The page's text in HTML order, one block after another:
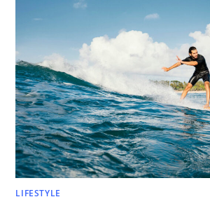
LIFESTYLE